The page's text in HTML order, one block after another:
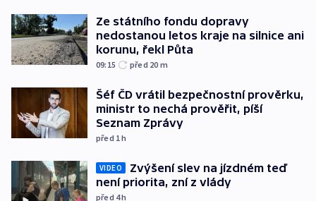
Ze státního fondu dopravy
nedostanou letos kraje na silnice ani
korunu, řekl Půta
09:15 před 20 m
Šéf ČD vrátil bezpečnostní prověrku,
ministr to nechá prověřit, píší
Seznam Zprávy
před 1h
VIDEO
Zvýšení slev na jízdném teď
není priorita, zní z vlády
před 4h